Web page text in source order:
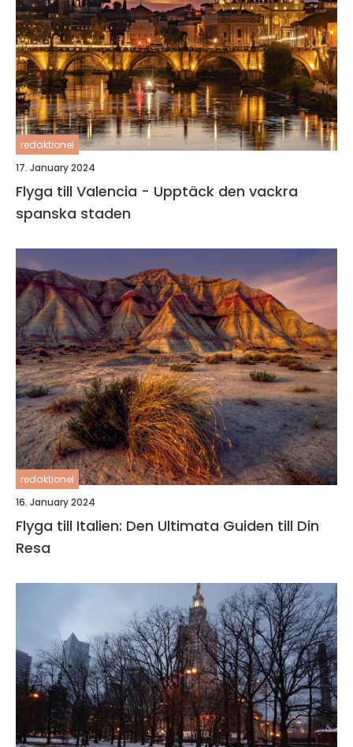
redaktionel
17. January 2024
Flyga till Valencia - Upptäck den vackra
spanska staden
redaktionel
16. January 2024
Flyga till Italien: Den Ultimata Guiden till Din
Resa